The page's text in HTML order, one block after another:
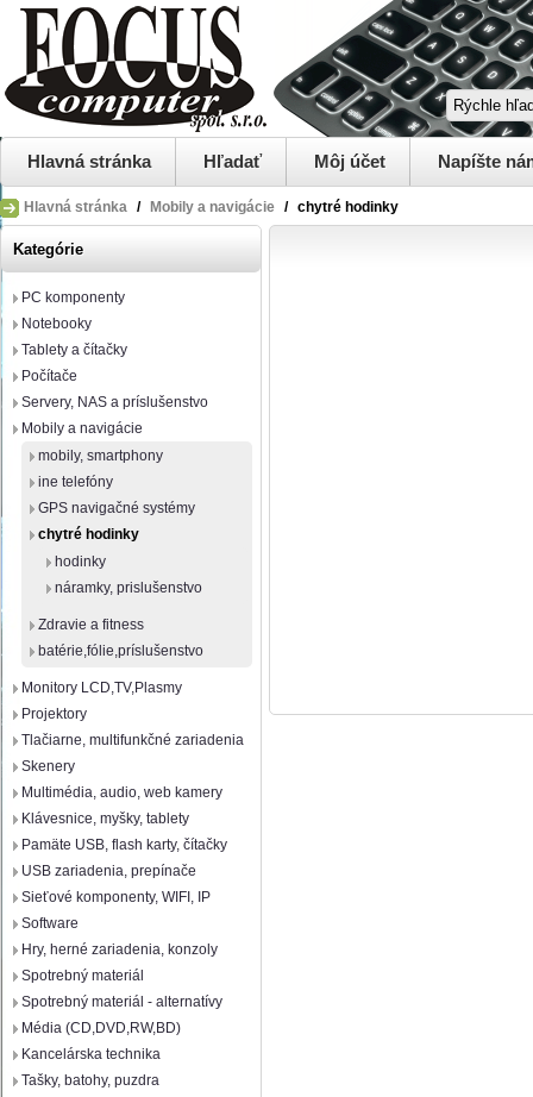
Hlavná stránka Hľadať Môj účet Napíšte
Hlavná stránka / Mobily a navigácie / chytré hodinky
Kategórie
PC komponenty
Notebooky
Tablety a čítačky
Počítače
Servery, NAS a príslušenstvo
Mobily a navigácie
mobily, smartphony
ine telefóny
GPS navigačné systémy
chytré hodinky
hodinky
náramky, prislušenstvo
Zdravie a fitness
batérie,fólie,príslušenstvo
Monitory LCD,TV,Plasmy
Projektory
Tlačiarne, multifunkčné zariadenia
Skenery
Multimédia, audio, web kamery
Klávesnice, myšky, tablety
Pamäte USB, flash karty, čítačky
USB zariadenia, prepínače
Sieťové komponenty, WIFI, IP
Software
Hry, herné zariadenia, konzoly
Spotrebný materiál
Spotrebný materiál - alternatívy
Média (CD,DVD,RW,BD)
Kancelárska technika
Tašky, batohy, puzdra